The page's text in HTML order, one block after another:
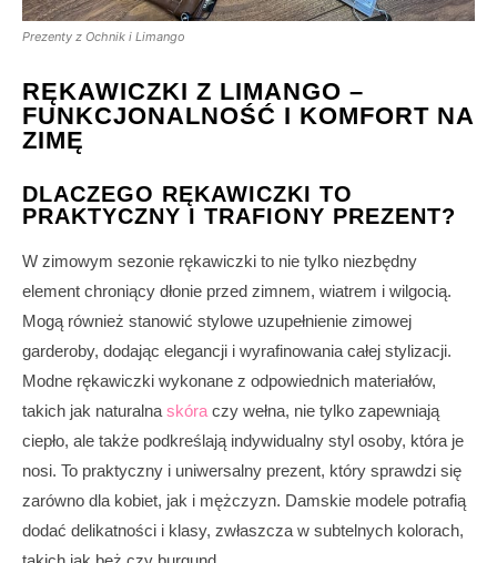
Prezenty z Ochnik i Limango
RĘKAWICZKI Z LIMANGO –
FUNKCJONALNOŚĆ I KOMFORT NA
ZIMĘ
DLACZEGO RĘKAWICZKI TO
PRAKTYCZNY I TRAFIONY PREZENT?
W zimowym sezonie rękawiczki to nie tylko niezbędny
element chroniący dłonie przed zimnem, wiatrem i wilgocią.
Mogą również stanowić stylowe uzupełnienie zimowej
garderoby, dodając elegancji i wyrafinowania całej stylizacji.
Modne rękawiczki wykonane z odpowiednich materiałów,
takich jak naturalna skóra czy wełna, nie tylko zapewniają
ciepło, ale także podkreślają indywidualny styl osoby, która je
nosi. To praktyczny i uniwersalny prezent, który sprawdzi się
zarówno dla kobiet, jak i mężczyzn. Damskie modele potrafią
dodać delikatności i klasy, zwłaszcza w subtelnych kolorach,